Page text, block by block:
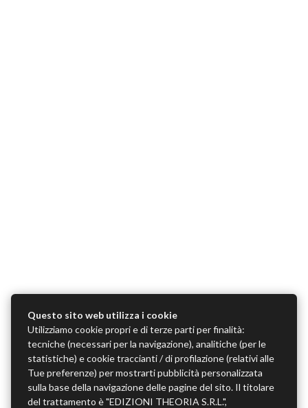
Questo sito web utilizza i cookie
Utilizziamo cookie propri e di terze parti per finalità:
tecniche (necessari per la navigazione), analitiche (per le
statistiche) e cookie traccianti / di profilazione (relativi alle
Tue preferenze) per mostrarti pubblicità personalizzata
sulla base della navigazione delle pagine del sito. Il titolare
del trattamento è "EDIZIONI THEORIA S.R.L.",